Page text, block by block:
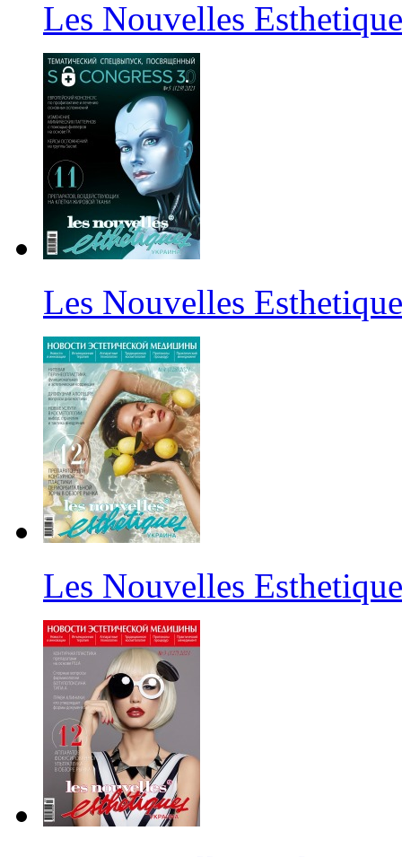
Les Nouvelles
Les Nouvelles
Les Nouvelles